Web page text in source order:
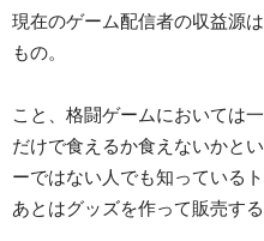
現在のゲーム配信者の収益源
もの。
こと、格闘ゲームにおいては
だけで食えるか食えないかと
ーではない人でも知っている
あとはグッズを作って販売す